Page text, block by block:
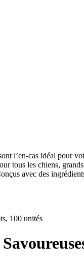
l’en-cas idéal pour
tous les chiens,
avec des
100 unités